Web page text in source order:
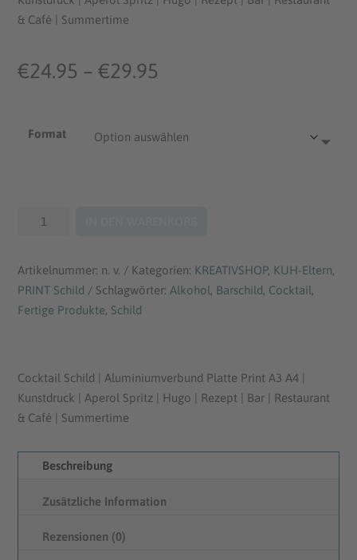
& Café | Summertime
€24.95 –€29.95
e
p
n
:
Format
Cocktail
Menge
Artikelnummer: n. v. Kategorien: KREATIVSHOP, KUH-Eltern,
PRINT Schild
Schlagwörter: Alkohol, Barschild, Cocktail,
Fertige Produkte, Schild
Cocktail Schild | Aluminiumverbund Platte Print A3 A4 |
Kunstdruck | Aperol Spritz | Hugo | Rezept | Bar | Restaurant
& Café | Summertime
Beschreibung
Zusätzliche Information
Rezensionen (0)